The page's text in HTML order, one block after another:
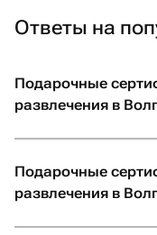
Подарочные
подойдет
развлечения, такой
расслабление,
театр или концерт
мероприятие.
Ответы на
Подарочные
развлечения в
Подарочные
развлечения в